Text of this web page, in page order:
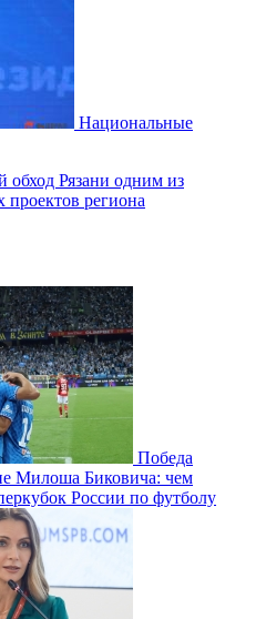
Национальные
Рязани одним из
региона
Победа
Милоша Биковича: чем
России по футболу